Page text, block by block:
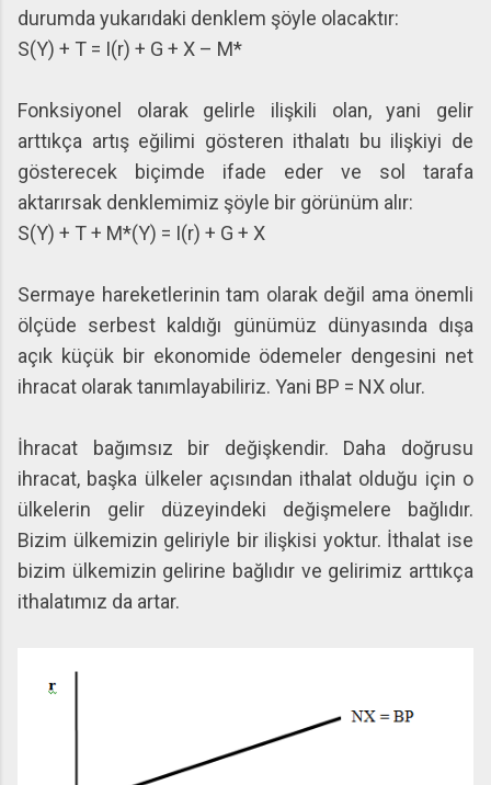
durumda yukarıdaki denklem şöyle olacaktır:
S(Y) + T = I(r) + G + X – M*
Fonksiyonel olarak gelirle ilişkili olan, yani gelir
arttıkça artış eğilimi gösteren ithalatı bu ilişkiyi de
gösterecek biçimde ifade eder ve sol tarafa
aktarırsak denklemimiz şöyle bir görünüm alır:
S(Y) + T + M*(Y) = I(r) + G + X
Sermaye hareketlerinin tam olarak değil ama önemli
ölçüde serbest kaldığı günümüz dünyasında dışa
açık küçük bir ekonomide ödemeler dengesini net
ihracat olarak tanımlayabiliriz. Yani BP = NX olur.
İhracat bağımsız bir değişkendir. Daha doğrusu
ihracat, başka ülkeler açısından ithalat olduğu için o
ülkelerin gelir düzeyindeki değişmelere bağlıdır.
Bizim ülkemizin geliriyle bir ilişkisi yoktur. İthalat ise
bizim ülkemizin gelirine bağlıdır ve gelirimiz arttıkça
ithalatımız da artar.